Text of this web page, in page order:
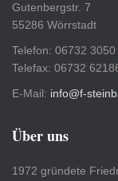
Gutenbergstr. 7
55286 Wörrstadt
Telefon: 06732 3050
Telefax: 06732
E-Mail: info@f-
Über uns
1972 gründete